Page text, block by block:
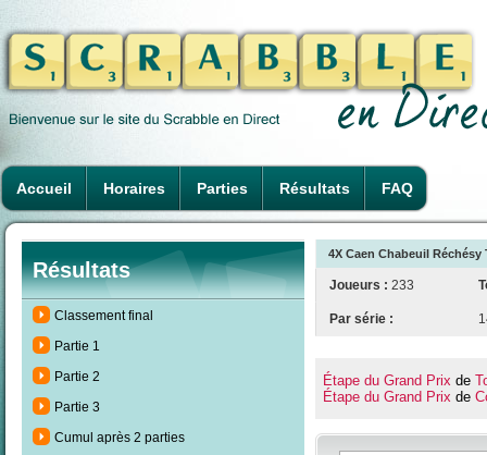
Accueil Horaires Parties Résultats FAQ
Résultats
Classement final
Partie 1
Partie 2
Partie 3
Cumul après 2 parties
4X Caen Chabeuil
Joueurs : 233
Par série :
Étape du Grand Prix de
Étape du Grand Prix de